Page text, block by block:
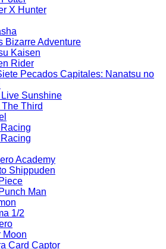
X Hunter
Bizarre Adventure
Kaisen
Rider
Pecados Capitales: Nanatsu no
Live Sunshine
The Third
Academy
Shippuden
Man
1/2
Moon
Card Captor